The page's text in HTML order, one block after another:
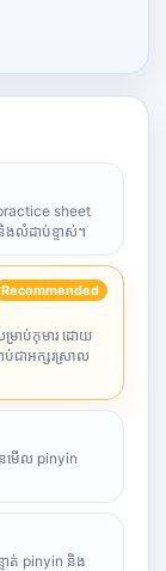
sheet
ងលំដាប់ខ្ទាស់។
Recommended
រាប់កុមារ ដោយ
ប់ជាអក្សរស្រាល
មើល pinyin
ាត់ pinyin និង